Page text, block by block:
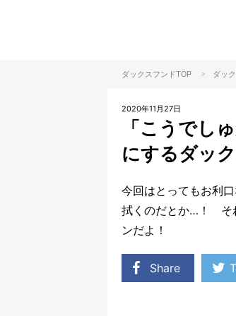
ダックスフンドTOP > ダッ
2020年11月27日
「こうでし
にするダッ
今回はとってもお利
拭くのだとか…！ そ
ンだよ！
Share